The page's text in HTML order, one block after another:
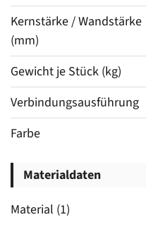
Kernstärke / Wandstärke
(mm)
Gewicht je Stück (kg)
Verbindungsausführung
Farbe
Materialdaten
Material (1)